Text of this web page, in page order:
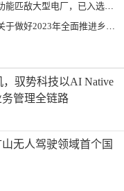
型电厂，已入选国际典型案例
推进乡村振兴重点工作的意见》发布
驭势科技以AI Native
管理全链路
无人驾驶领域首个国